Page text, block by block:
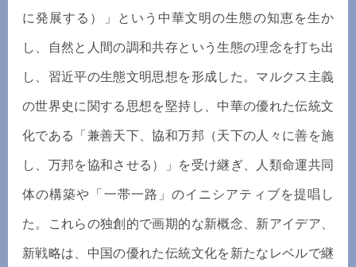
に発展する）」という中華文明の生態の知恵を生か
し、自然と人間の調和共存という生態の理念を打ち出
し、習近平の生態文明思想を形成した。マルクス主義
の世界史に関する思想を堅持し、中華の優れた伝統文
化である「兼善天下、協和万邦（天下の人々に善を施
し、万邦を協和させる）」を受け継ぎ、人類命運共同
体の構築や「一帯一路」のイニシアティブを提唱し
た。これらの独創的で画期的な新概念、新アイデア、
新戦略は、中国の優れた伝統文化を新たなレベルで継